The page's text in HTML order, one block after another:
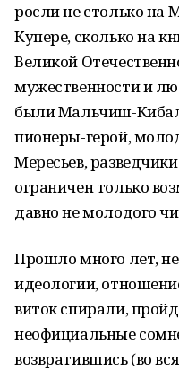
росли не столько на
Купере, сколько на
Великой
мужественности и
были Мальчиш-
пионеры-герой,
Мересьев,
ограничен только
давно не молодого
Прошло много лет,
идеологии,
виток спирали,
неофициальные
возвратившись (во